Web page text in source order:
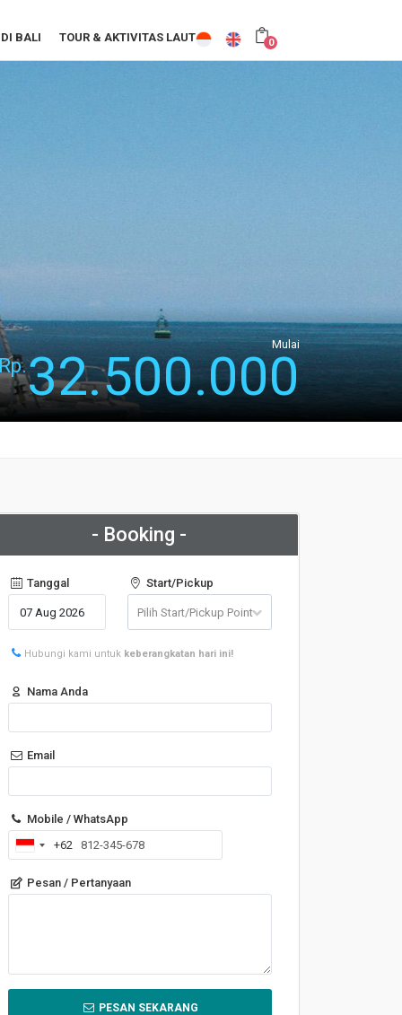
BALI TOUR & AKTIVITAS LAUT 0
Mulai
32.500.000
- Booking -
Tanggal Start/Pickup
Hubungi kami untuk keberangkatan hari ini!
Nama Anda
Email
Mobile / WhatsApp
Indonesia
+62
+62
Pesan / Pertanyaan
PESAN SEKARANG